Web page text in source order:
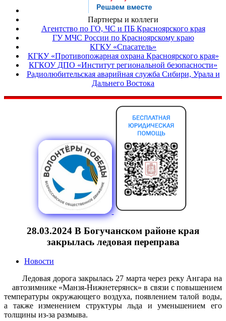
Партнеры и коллеги
Агентство по ГО, ЧС и ПБ Красноярского края
ГУ МЧС России по Красноярскому краю
КГКУ «Спасатель»
КГКУ «Противопожарная охрана Красноярского края»
КГКОУ ДПО «Институт региональной безопасности»
Радиолюбительская аварийная служба Сибири, Урала и
Дальнего Востока
28.03.2024 В Богучанском районе края
закрылась ледовая переправа
Новости
Ледовая дорога закрылась 27 марта через реку Ангара на
автозимнике «Манзя-Нижнетерянск» в связи с повышением
температуры окружающего воздуха, появлением талой воды,
а также изменением структуры льда и уменьшением его
толщины из-за размыва.